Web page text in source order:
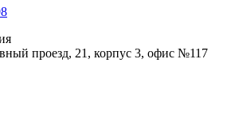
проезд, 21, корпус 3, офис №117